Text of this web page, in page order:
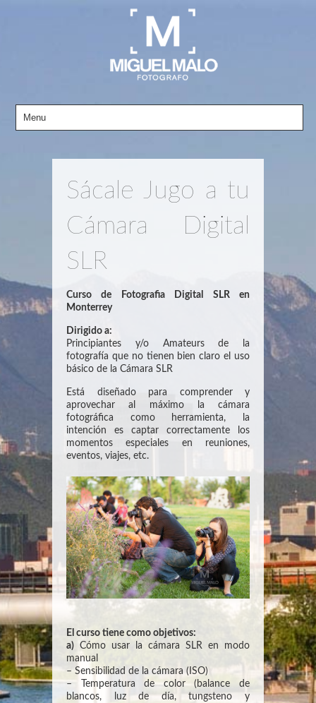
Sácale Jugo a tu
Cámara Digital
SLR
Curso de Fotografia Digital SLR en
Monterrey
Dirigido a:
Principiantes y/o Amateurs de la
fotografía que no tienen bien claro el uso
básico de la Cámara SLR
Está diseñado para comprender y
aprovechar al máximo la cámara
fotográfica como herramienta, la
intención es captar correctamente los
momentos especiales en reuniones,
eventos, viajes, etc.
El curso tiene como objetivos:
a) Cómo usar la cámara SLR en modo
manual
– Sensibilidad de la cámara (ISO)
– Temperatura de color (balance de
blancos, luz de día, tungsteno y